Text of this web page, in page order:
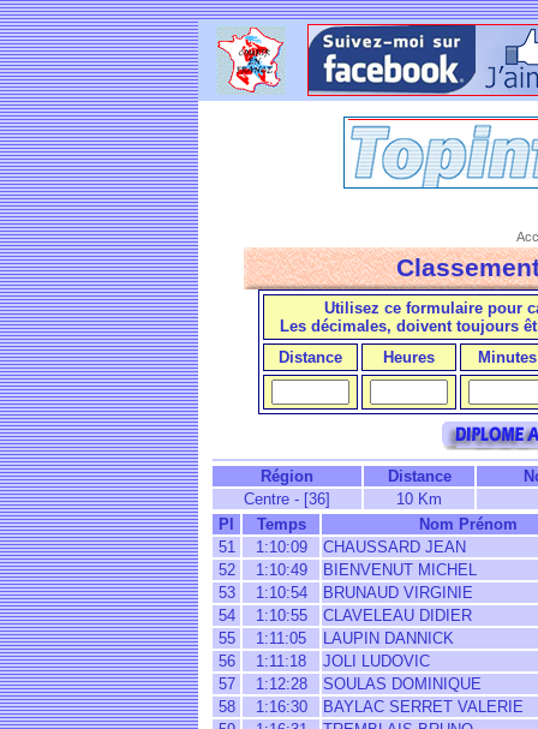
Utilisez ce formulaire pour
Les décimales, doivent toujours
Distance
Heures Minutes
Région Distance
Centre - [36]
10 Km
Pl
Temps
Nom Prénom
51
1:10:09
CHAUSSARD JEAN
52
1:10:49
BIENVENUT MICHEL
53
1:10:54
BRUNAUD VIRGINIE
54
1:10:55
CLAVELEAU DIDIER
55
1:11:05
LAUPIN DANNICK
56
1:11:18
JOLI LUDOVIC
57
1:12:28
SOULAS DOMINIQUE
58
1:16:30
BAYLAC SERRET VALERIE